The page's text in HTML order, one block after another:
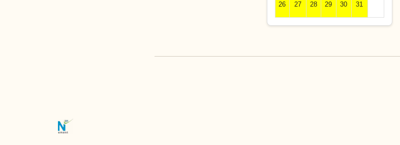
26 27 28 29 30 31